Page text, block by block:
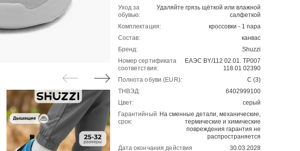
Уход за
обувью:
Удаляйте грязь щёткой или влажной
салфеткой
Комплектация:
кроссовки - 1 пара
Состав:
канвас
Бренд:
Shuzzi
Номер сертификата
соответствия:
ЕАЭС BY/112 02.01. ТР007
118.01 02390
Полнота обуви (EUR):
С (3)
ТНВЭД:
6402999100
Цвет:
серый
Гарантийный
срок:
На сменные детали, механические,
термические и химические
повреждения гарантия не
распространяется
Дата окончания действия
30.03.2028